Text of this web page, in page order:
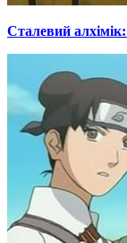
Сталевий